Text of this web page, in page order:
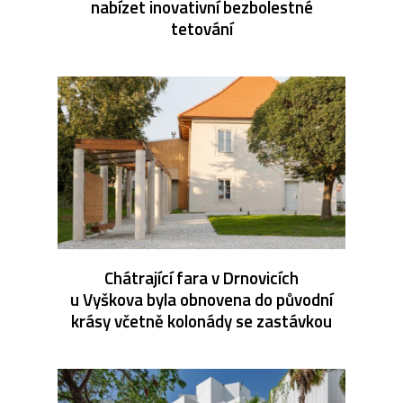
nabízet inovativní bezbolestné
tetování
Chátrající fara v Drnovicích
u Vyškova byla obnovena do původní
krásy včetně kolonády se zastávkou